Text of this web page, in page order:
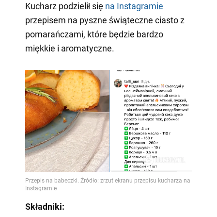
Kucharz podzielił się na Instagramie
przepisem na pyszne świąteczne ciasto z
pomarańczami, które będzie bardzo
miękkie i aromatyczne.
Składniki: